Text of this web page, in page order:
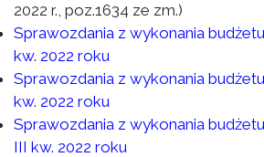
2022 r., poz.1634 ze zm.)
Sprawozdania z wykonania
kw. 2022 roku
Sprawozdania z wykonania
kw. 2022 roku
Sprawozdania z wykonania
III kw. 2022 roku